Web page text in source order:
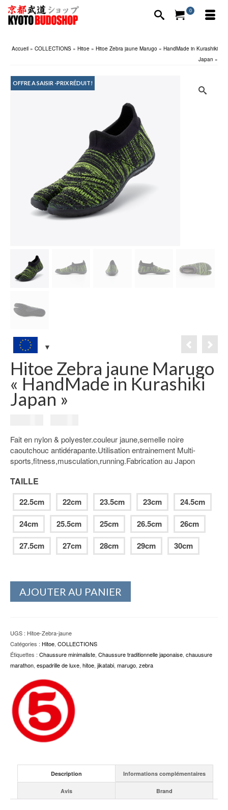
0
Accueil » COLLECTIONS » Hitoe » Hitoe Zebra jaune Marugo « HandMade in Kurashiki
Japan »
OFFRE A SAISIR -PRIX RÉDUIT!
Hitoe Zebra jaune Marugo
« HandMade in Kurashiki
Japan »
initial
était :
119.00€.
actuel
est :
99.00€.
Fait en nylon & polyester.couleur jaune,semelle noire
caoutchouc antidérapante.Utilisation entrainement Multi-
sports,fitness,musculation,running.Fabrication au Japon
TAILLE
22.5cm 22cm 23.5cm 23cm
24.5cm
24cm
25.5cm 25cm 26.5cm
26cm
27.5cm
27cm 28cm 29cm 30cm
AJOUTER AU PANIER
UGS : Hitoe-Zebra-jaune
Catégories : Hitoe, COLLECTIONS
Étiquettes : Chaussure minimaliste, Chaussure traditionnelle japonaise, chauusure
marathon, espadrille de luxe, hitoe, jikatabi, marugo, zebra
Description Informations complémentaires
Avis Brand